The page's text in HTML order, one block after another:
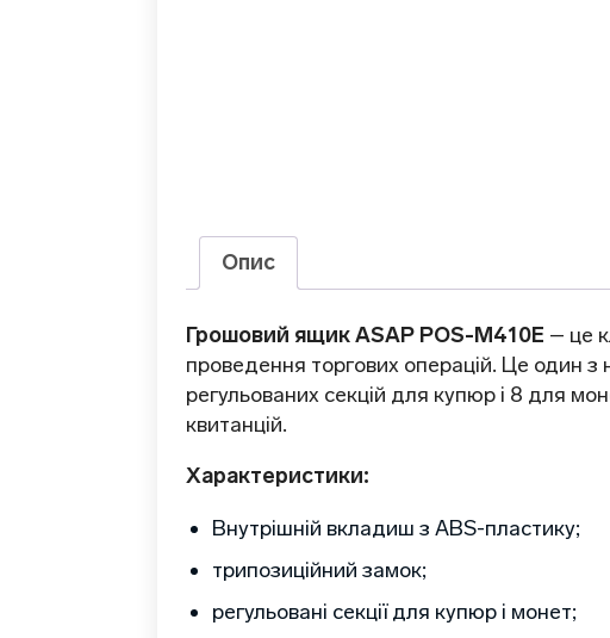
Опис
Грошовий ящик ASAP POS-M410E – це
проведення торгових операцій. Це один
регульованих секцій для купюр і 8 для
квитанцій.
Характеристики:
Внутрішній вкладиш з ABS-пластику;
трипозиційний замок;
регульовані секції для купюр і монет;